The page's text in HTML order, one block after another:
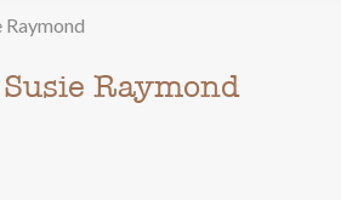
Raymond
Raymond